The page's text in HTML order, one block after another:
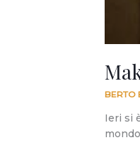
BERTO
Ieri si